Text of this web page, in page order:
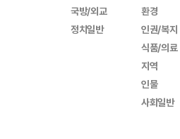
국방/외교
정치일반
환경
인권/복지
식품/의료
지역
인물
사회일반